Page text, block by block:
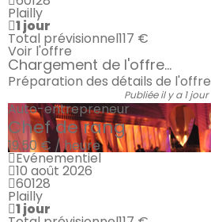
Plailly
1 jour
Total prévisionnel117 €
Voir l'offre
Chargement de l'offre...
Préparation des détails de l'offre
Publiée il y a 1 jour
Auto-entrepreneur
Chef de rang
19.50 € / heure
Evénementiel
10 août 2026
60128
Plailly
1 jour